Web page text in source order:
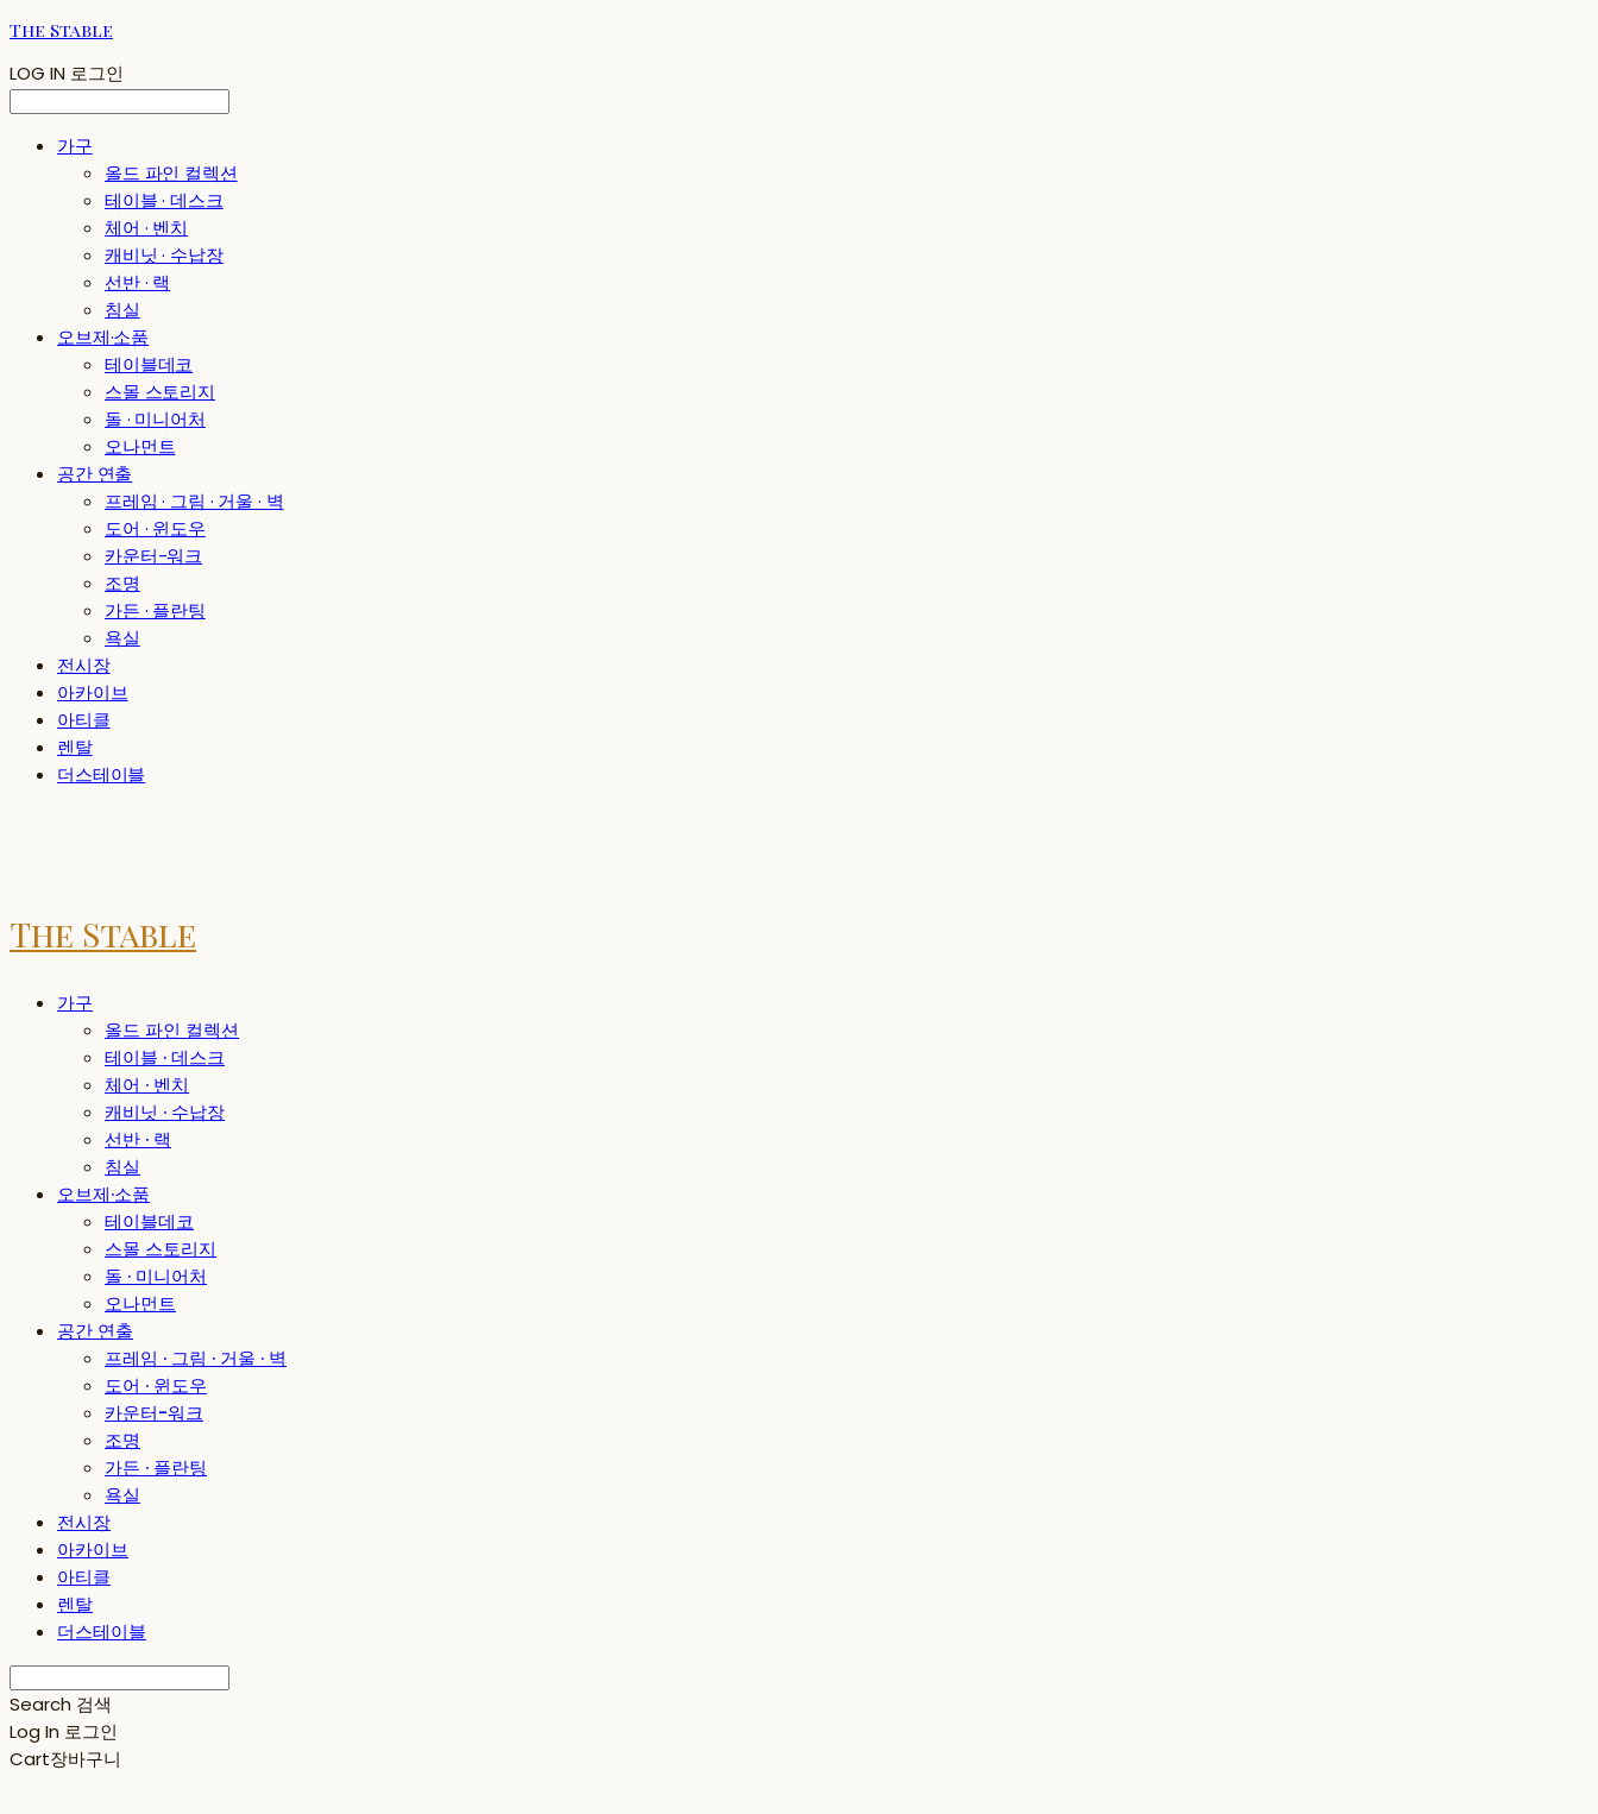
The Stable
LOG IN 로그인
가구
올드 파인 컬렉션
테이블 · 데스크
체어 · 벤치
캐비닛 · 수납장
선반 · 랙
침실
오브제·소품
테이블데코
스몰 스토리지
돌 · 미니어처
오나먼트
공간 연출
프레임 · 그림 · 거울 · 벽
도어 · 윈도우
카운터-워크
조명
가든 · 플란팅
욕실
전시장
아카이브
아티클
렌탈
더스테이블
The Stable
가구
올드 파인 컬렉션
테이블 · 데스크
체어 · 벤치
캐비닛 · 수납장
선반 · 랙
침실
오브제·소품
테이블데코
스몰 스토리지
돌 · 미니어처
오나먼트
공간 연출
프레임 · 그림 · 거울 · 벽
도어 · 윈도우
카운터-워크
조명
가든 · 플란팅
욕실
전시장
아카이브
아티클
렌탈
더스테이블
Search 검색
Log In 로그인
Cart장바구니